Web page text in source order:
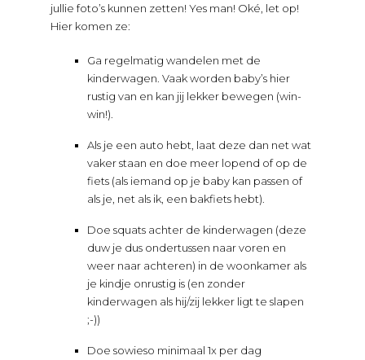
jullie foto’s kunnen zetten! Yes man! Oké, let op!
Hier komen ze:
Ga regelmatig wandelen met de
kinderwagen. Vaak worden baby’s hier
rustig van en kan jij lekker bewegen (win-
win!).
Als je een auto hebt, laat deze dan net wat
vaker staan en doe meer lopend of op de
fiets (als iemand op je baby kan passen of
als je, net als ik, een bakfiets hebt).
Doe squats achter de kinderwagen (deze
duw je dus ondertussen naar voren en
weer naar achteren) in de woonkamer als
je kindje onrustig is (en zonder
kinderwagen als hij/zij lekker ligt te slapen
;-))
Doe sowieso minimaal 1x per dag